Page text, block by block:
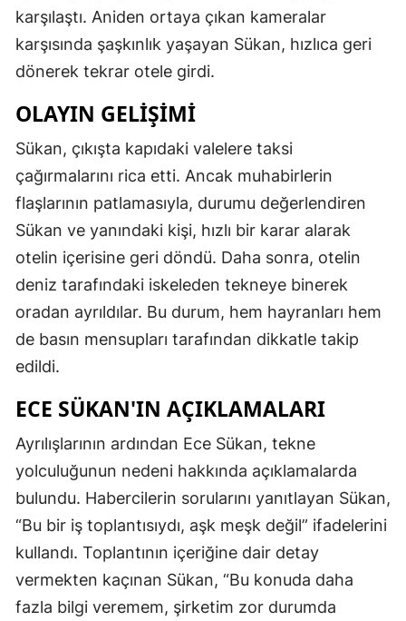
karşılaştı. Aniden ortaya çıkan kameralar
karşısında şaşkınlık yaşayan Sükan, hızlıca geri
dönerek tekrar otele girdi.
OLAYIN GELIŞIMI
Sükan, çıkışta kapıdaki valelere taksi
çağırmalarını rica etti. Ancak muhabirlerin
flaşlarının patlamasıyla, durumu değerlendiren
Sükan ve yanındaki kişi, hızlı bir karar alarak
otelin içerisine geri döndü. Daha sonra, otelin
deniz tarafındaki iskeleden tekneye binerek
oradan ayrıldılar. Bu durum, hem hayranları hem
de basın mensupları tarafından dikkatle takip
edildi.
ECE SÜKAN'IN AÇIKLAMALARI
Ayrılışlarının ardından Ece Sükan, tekne
yolculuğunun nedeni hakkında açıklamalarda
bulundu. Habercilerin sorularını yanıtlayan Sükan,
“Bu bir iş toplantısıydı, aşk meşk değil” ifadelerini
kullandı. Toplantının içeriğine dair detay
vermekten kaçınan Sükan, “Bu konuda daha
fazla bilgi veremem, şirketim zor durumda